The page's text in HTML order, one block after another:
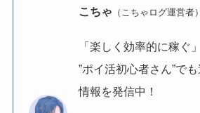
こちゃ （こちゃログ運営者）
「楽しく効率的に稼ぐ
”ポイ活初心者さん”で
情報を発信中！